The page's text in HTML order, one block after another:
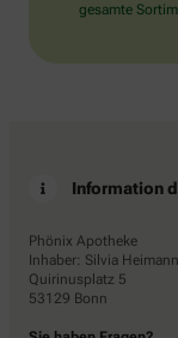
gesamte
Information
Phönix Apotheke
Inhaber: Silvia
Quirinusplatz 5
53129 Bonn